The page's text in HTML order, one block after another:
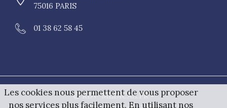
75016 PARIS
01 38 62 58 45
© RDV-MEDICAL.FR •
Les cookies nous permettent de vous proposer
nos services plus facilement. En utilisant nos